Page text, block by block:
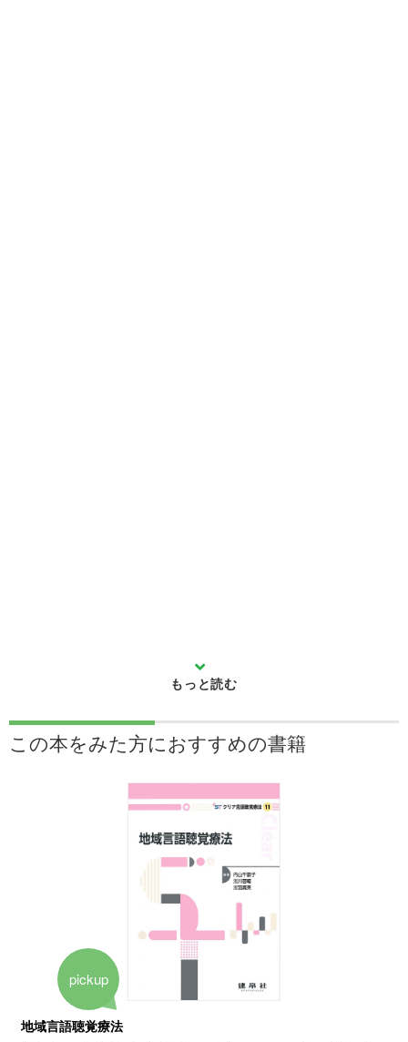
この本をみた方におすすめの書籍
pickup
地域言語聴覚療法